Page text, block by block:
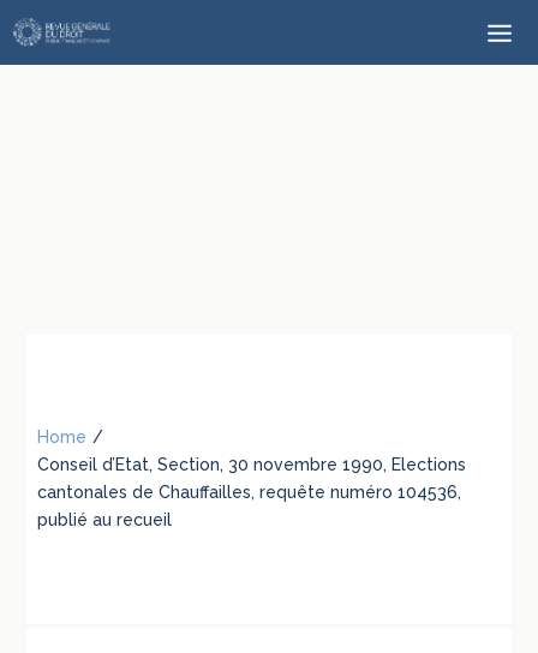
Home /
Conseil d’Etat, Section, 30 novembre 1990, Elections
cantonales de Chauffailles, requête numéro 104536,
publié au recueil